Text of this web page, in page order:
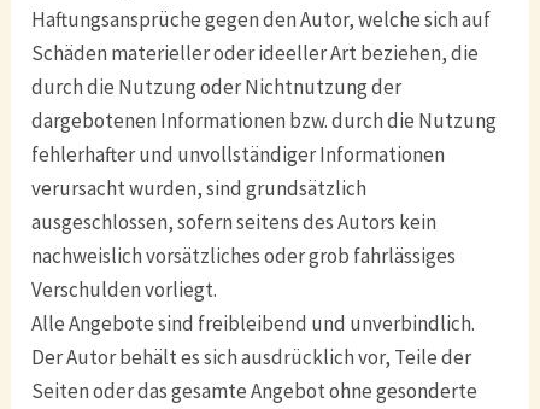
Haftungsansprüche gegen den Autor, welche sich auf
Schäden materieller oder ideeller Art beziehen, die
durch die Nutzung oder Nichtnutzung der
dargebotenen Informationen bzw. durch die Nutzung
fehlerhafter und unvollständiger Informationen
verursacht wurden, sind grundsätzlich
ausgeschlossen, sofern seitens des Autors kein
nachweislich vorsätzliches oder grob fahrlässiges
Verschulden vorliegt.
Alle Angebote sind freibleibend und unverbindlich.
Der Autor behält es sich ausdrücklich vor, Teile der
Seiten oder das gesamte Angebot ohne gesonderte